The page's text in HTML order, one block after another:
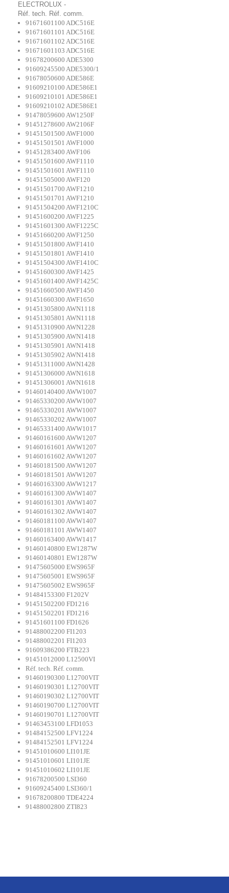
ELECTROLUX -
Réf. tech. Réf. comm.
91671601100 ADC516E
91671601101 ADC516E
91671601102 ADC516E
91671601103 ADC516E
91678200600 ADE5300
91609245500 ADE5300/1
91678050600 ADE586E
91609210100 ADE586E1
91609210101 ADE586E1
91609210102 ADE586E1
91478059600 AW1250F
91451278600 AW2106F
91451501500 AWF1000
91451501501 AWF1000
91451283400 AWF106
91451501600 AWF1110
91451501601 AWF1110
91451505000 AWF120
91451501700 AWF1210
91451501701 AWF1210
91451504200 AWF1210C
91451600200 AWF1225
91451601300 AWF1225C
91451660200 AWF1250
91451501800 AWF1410
91451501801 AWF1410
91451504300 AWF1410C
91451600300 AWF1425
91451601400 AWF1425C
91451660500 AWF1450
91451660300 AWF1650
91451305800 AWN1118
91451305801 AWN1118
91451310900 AWN1228
91451305900 AWN1418
91451305901 AWN1418
91451305902 AWN1418
91451311000 AWN1428
91451306000 AWN1618
91451306001 AWN1618
91460140400 AWW1007
91465330200 AWW1007
91465330201 AWW1007
91465330202 AWW1007
91465331400 AWW1017
91460161600 AWW1207
91460161601 AWW1207
91460161602 AWW1207
91460181500 AWW1207
91460181501 AWW1207
91460163300 AWW1217
91460161300 AWW1407
91460161301 AWW1407
91460161302 AWW1407
91460181100 AWW1407
91460181101 AWW1407
91460163400 AWW1417
91460140800 EW1287W
91460140801 EW1287W
91475605000 EWS965F
91475605001 EWS965F
91475605002 EWS965F
91484153300 F1202V
91451502200 FD1216
91451502201 FD1216
91451601100 FD1626
91488002200 FI1203
91488002201 FI1203
91609386200 FTB223
91451012000 L12500VI
Réf. tech. Réf. comm.
91460190300 L12700VIT
91460190301 L12700VIT
91460190302 L12700VIT
91460190700 L12700VIT
91460190701 L12700VIT
91463453100 LFD1053
91484152500 LFV1224
91484152501 LFV1224
91451010600 LI101JE
91451010601 LI101JE
91451010602 LI101JE
91678200500 LSI360
91609245400 LSI360/1
91678200800 TDE4224
91488002800 ZTI823